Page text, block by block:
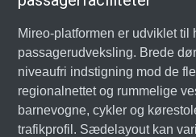
Mireo-platformen er udviklet til
passagerudveksling. Brede
niveaufri indstigning mod de
regionalnettet og rummelige
barnevogne, cykler og
trafikprofil. Sædelayout kan